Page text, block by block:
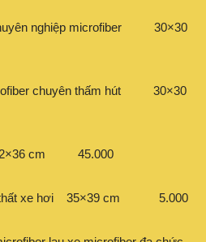
nghiệp microfiber 30×30
chuyên thấm hút 30×30
32×36 cm 45.000
thất xe hơi 35×39 cm 5.000